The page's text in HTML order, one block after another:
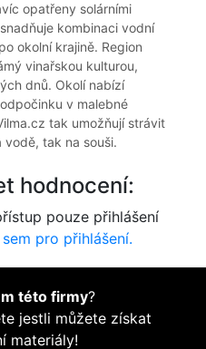
opatřeny solárními
kombinaci vodní
okolní krajině. Region
vinařskou kulturou,
dnů. Okolí nabízí
v malebné
tak umožňují strávit
tak na souši.
hodnocení:
pouze přihlášení
pro přihlášení.
této firmy?
jestli můžete získat
materiály!